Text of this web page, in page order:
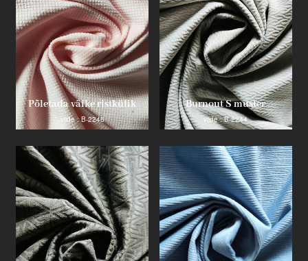
Toode
Tööstuse uuendaja
Põletada väike ristkülik
viide : B-2246
Burnout S muster
viide : B-2244